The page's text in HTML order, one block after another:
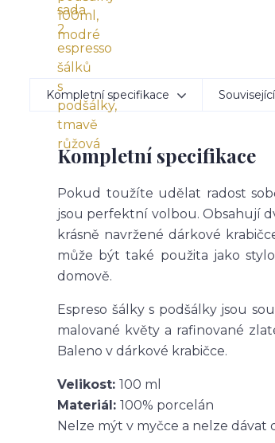
Kompletní specifikace
Kompletní specifikace
Pokud toužíte udělat radost
jsou perfektní volbou. Obsahují
krásně navržené dárkové
může být také použita jako
domově.
Espreso šálky s podšálky jsou
malované květy a rafinované
Baleno v dárkové krabičce.
Velikost: 100 ml
Materiál: 100% porcelán
Nelze mýt v myčce a nelze